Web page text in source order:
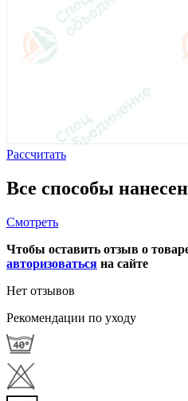
Рассчитать
Все способы
Смотреть
Чтобы оставить отзыв о
авторизоваться на сайте
Нет отзывов
Рекомендации по уходу